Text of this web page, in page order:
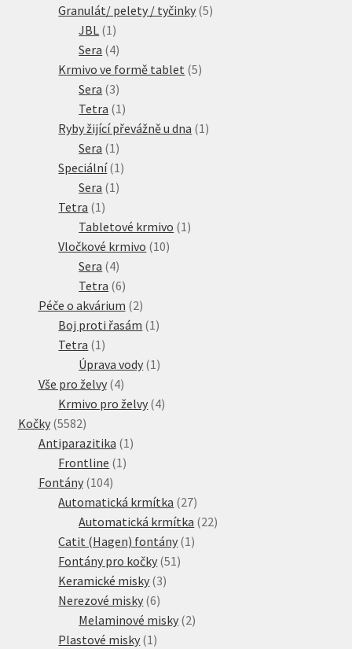
produktů
Granulát/ pelety / tyčinky 55
JBL 1 1
produkt
Sera 44
produkty
Krmivo ve formě tablet 55
Sera 33
produkty
Tetra 1 1
produkt
Ryby žijící převážně u dna 1 1
Sera 1 1
produkt
Speciální 1 1
Sera 1 1
Tetra 1 1
produkt
Tabletové krmivo 1 1
Vločkové krmivo 1010
Sera 44
produkty
Tetra 66
produktů
Péče o akvárium 22
produkty
Boj proti řasám 1 1
Tetra 1 1
produkt
Úprava vody 1 1
Vše pro želvy 44
produkty
Krmivo pro želvy 44
Kočky 55825582
produktů
Antiparazitika 1 1
Frontline 1 1
Fontány 104104
produktů
Automatická krmítka 2727
produktů
Automatická krmítka 2222
Catit (Hagen) fontány 1 1
Fontány pro kočky 51 51
Keramické misky 33
Nerezové misky 66
produktů
Melaminové misky 22
Plastové misky 1 1